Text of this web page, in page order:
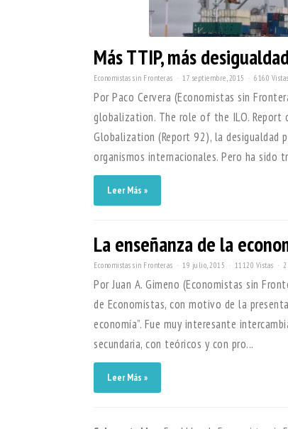
Más TTIP, más
Economistas sin Fronteras 17 septiembre, 2015 6160 Vistas
Por Paco Cervera (Economistas sin
globalization. The role of the ILO. Report
Globalization (Report 92), la desigualdad
organismos internacionales. Pero ha sido
Leer Más »
La enseñanza de la
Economistas sin Fronteras 19 julio, 2015 11120 Vistas
Por Juan A. Gimeno (Economistas sin
de Economistas, con motivo de la
economía”. Fue muy interesante
secundaria, con teóricos y con pro...
Leer Más »